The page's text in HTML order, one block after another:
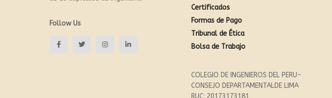
Follow Us
Certificados
Formas de Pago
Tribunal de Ética
Bolsa de Trabajo
COLEGIO DE INGENIEROS DEL PERU-
CONSEJO DEPARTAMENTALDE LIMA
RUC: 20173173181